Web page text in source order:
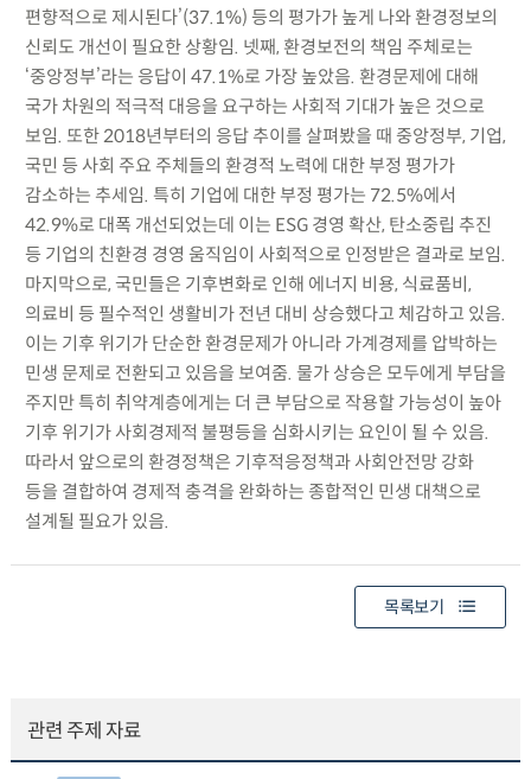
편향적으로 제시된다’(37.1%) 등의 평가가 높게 나와 환경정보의
신뢰도 개선이 필요한 상황임. 넷째, 환경보전의 책임 주체로는
‘중앙정부’라는 응답이 47.1%로 가장 높았음. 환경문제에 대해
국가 차원의 적극적 대응을 요구하는 사회적 기대가 높은 것으로
보임. 또한 2018년부터의 응답 추이를 살펴봤을 때 중앙정부, 기업,
국민 등 사회 주요 주체들의 환경적 노력에 대한 부정 평가가
감소하는 추세임. 특히 기업에 대한 부정 평가는 72.5%에서
42.9%로 대폭 개선되었는데 이는 ESG 경영 확산, 탄소중립 추진
등 기업의 친환경 경영 움직임이 사회적으로 인정받은 결과로 보임.
마지막으로, 국민들은 기후변화로 인해 에너지 비용, 식료품비,
의료비 등 필수적인 생활비가 전년 대비 상승했다고 체감하고 있음.
이는 기후 위기가 단순한 환경문제가 아니라 가계경제를 압박하는
민생 문제로 전환되고 있음을 보여줌. 물가 상승은 모두에게 부담을
주지만 특히 취약계층에게는 더 큰 부담으로 작용할 가능성이 높아
기후 위기가 사회경제적 불평등을 심화시키는 요인이 될 수 있음.
따라서 앞으로의 환경정책은 기후적응정책과 사회안전망 강화
등을 결합하여 경제적 충격을 완화하는 종합적인 민생 대책으로
설계될 필요가 있음.
목록보기
관련 주제 자료